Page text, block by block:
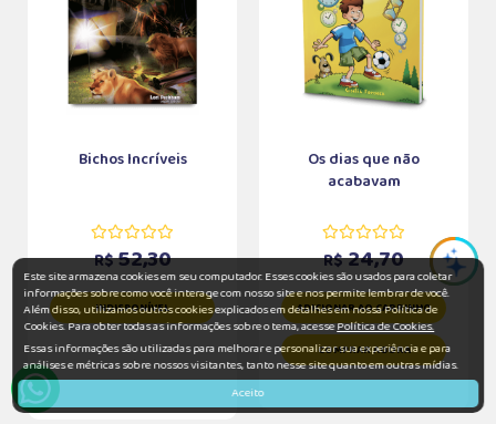
Bichos Incríveis
R$52,30
INDISPONÍVEL
Os dias que não
acabavam
R$24,70
ADICIONAR AO CARRINHO
COMPRAR AGORA
Este site armazena cookies em seu computador. Esses cookies são usados para coletar
informações sobre como você interage com nosso site e nos permite lembrar de você.
Além disso, utilizamos outros cookies explicados em detalhes em nossa Política de
Cookies. Para obter todas as informações sobre o tema, acessePolítica de Cookies.
Essas informações são utilizadas para melhorar e personalizar sua experiência e para
análises e métricas sobre nossos visitantes, tanto nesse site quanto em outras mídias.
Aceito